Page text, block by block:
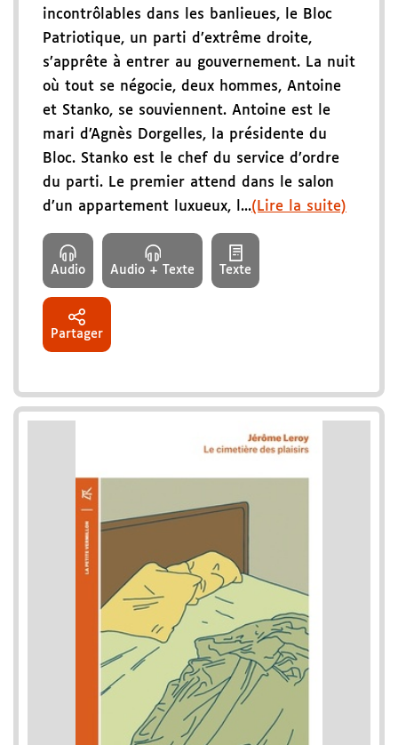
incontrôlables dans les banlieues, le Bloc
Patriotique, un parti d’extrême droite,
s’apprête à entrer au gouvernement. La nuit
où tout se négocie, deux hommes, Antoine
et Stanko, se souviennent. Antoine est le
mari d’Agnès Dorgelles, la présidente du
Bloc. Stanko est le chef du service d’ordre
du parti. Le premier attend dans le salon
d’un appartement luxueux, l...(Lire la suite)
Audio Audio + Texte Texte
Partager